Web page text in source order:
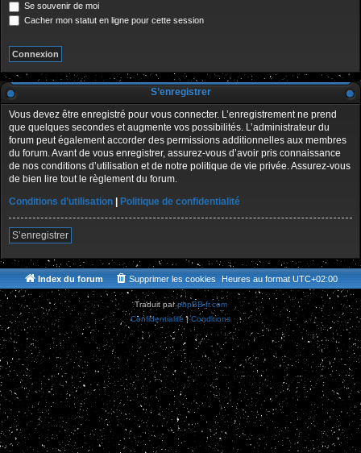
Se souvenir de moi
Cacher mon statut en ligne pour cette session
S’enregistrer
Vous devez être enregistré pour vous connecter. L’enregistrement ne prend
que quelques secondes et augmente vos possibilités. L’administrateur du
forum peut également accorder des permissions additionnelles aux membres
du forum. Avant de vous enregistrer, assurez-vous d’avoir pris connaissance
de nos conditions d’utilisation et de notre politique de vie privée. Assurez-vous
de bien lire tout le règlement du forum.
Conditions d’utilisation
Politique de confidentialité
S’enregistrer
Index du forum Heures au format UTC+02:00
Supprimer les cookies
Traduit parphpBB-fr.com
Confidentialité |Conditions